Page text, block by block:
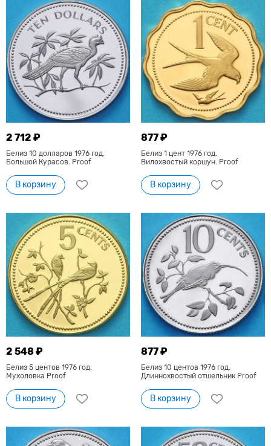
2 712 ₽
Белиз 10 долларов 1976 год.
Большой Курасов. Proof
В корзину
877 ₽
Белиз 1 цент 1976 год.
Вилохвостый коршун. Proof
В корзину
2 548 ₽
Белиз 5 центов 1976 год.
Мухоловка Proof
В корзину
877 ₽
Белиз 10 центов 1976 год.
Длиннохвостый отшельник Proof
В корзину